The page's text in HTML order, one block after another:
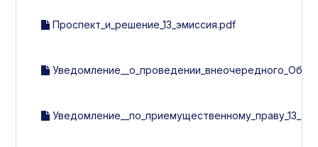
Проспект_и_решение_13_эмиссия.pdf